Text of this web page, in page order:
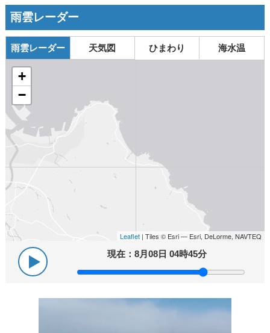
雨雲レーダー
雨雲レーダー 天気図 ひまわり 海水温
+
−
Leaflet | Tiles © Esri — Esri, DeLorme, NAVTEQ
現在：8月08日 04時45分